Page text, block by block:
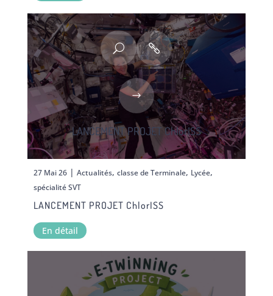
LANCEMENT PROJET ChlorISS
27 Mai 26| Actualités, classe de Terminale, Lycée,
spécialité SVT
LANCEMENT PROJET ChlorISS
En détail